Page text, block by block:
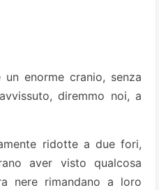
enorme cranio, senza
diremmo noi, a
ridotte a due fori,
aver visto qualcosa
nere rimandano a loro